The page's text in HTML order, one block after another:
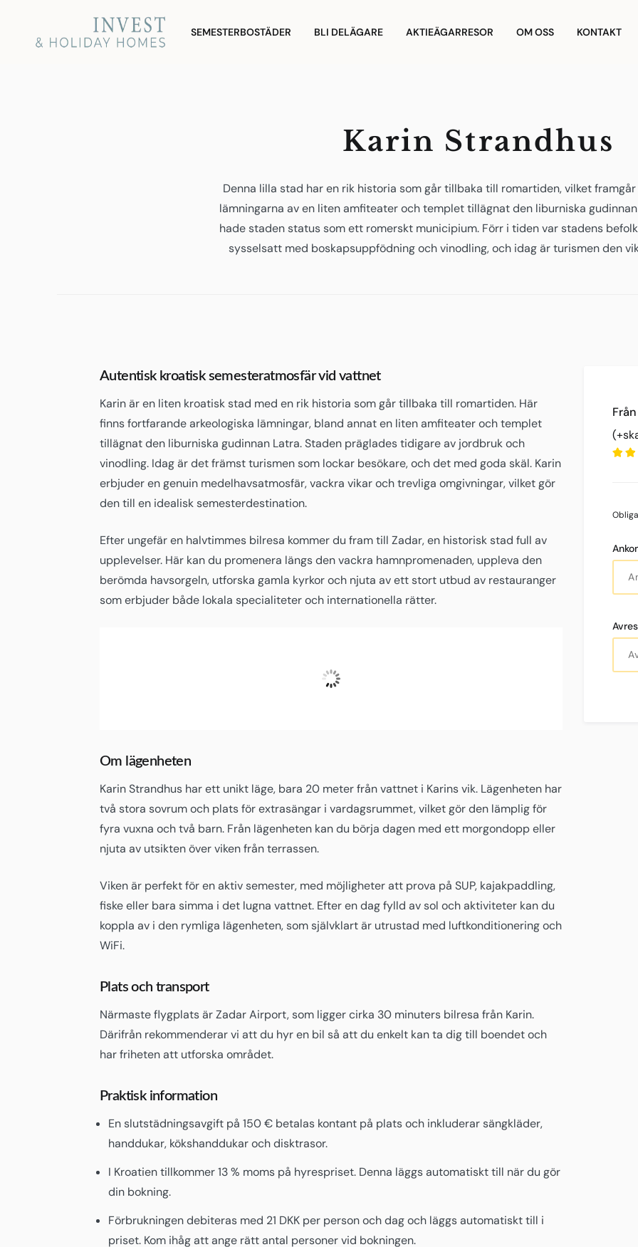
innehållet
Invest and Holiday
Homes SEMESTERBOSTÄDER BLI DELÄGARE AKTIEÄGARRESOR OM OSS KONTAKT
Karin Strandhus
Denna lilla stad har en rik historia som går tillbaka till romartiden, vilket framgår
lämningarna av en liten amfiteater och templet tillägnat den liburniska
hade staden status som ett romerskt municipium. Förr i tiden var stadens
sysselsatt med boskapsuppfödning och vinodling, och idag är turismen den
Autentisk kroatisk semesteratmosfär vid vattnet
Karin är en liten kroatisk stad med en rik historia som går tillbaka till romartiden. Här
finns fortfarande arkeologiska lämningar, bland annat en liten amfiteater och templet
tillägnat den liburniska gudinnan Latra. Staden präglades tidigare av jordbruk och
vinodling. Idag är det främst turismen som lockar besökare, och det med goda skäl. Karin
erbjuder en genuin medelhavsatmosfär, vackra vikar och trevliga omgivningar, vilket gör
den till en idealisk semesterdestination.
Efter ungefär en halvtimmes bilresa kommer du fram till Zadar, en historisk stad full av
upplevelser. Här kan du promenera längs den vackra hamnpromenaden, uppleva den
berömda havsorgeln, utforska gamla kyrkor och njuta av ett stort utbud av restauranger
som erbjuder både lokala specialiteter och internationella rätter.
34
Vindstød
UV-
index
Om lägenheten
Karin Strandhus har ett unikt läge, bara 20 meter från vattnet i Karins vik. Lägenheten har
två stora sovrum och plats för extrasängar i vardagsrummet, vilket gör den lämplig för
fyra vuxna och två barn. Från lägenheten kan du börja dagen med ett morgondopp eller
njuta av utsikten över viken från terrassen.
Viken är perfekt för en aktiv semester, med möjligheter att prova på SUP, kajakpaddling,
fiske eller bara simma i det lugna vattnet. Efter en dag fylld av sol och aktiviteter kan du
koppla av i den rymliga lägenheten, som självklart är utrustad med luftkonditionering och
WiFi.
Plats och transport
Närmaste flygplats är Zadar Airport, som ligger cirka 30 minuters bilresa från Karin.
Därifrån rekommenderar vi att du hyr en bil så att du enkelt kan ta dig till boendet och
har friheten att utforska området.
Praktisk information
En slutstädningsavgift på 150 € betalas kontant på plats och inkluderar sängkläder,
handdukar, kökshanddukar och disktrasor.
I Kroatien tillkommer 13 % moms på hyrespriset. Denna läggs automatiskt till när du gör
din bokning.
Förbrukningen debiteras med 21 DKK per person och dag och läggs automatiskt till i
priset. Kom ihåg att ange rätt antal personer vid bokningen.